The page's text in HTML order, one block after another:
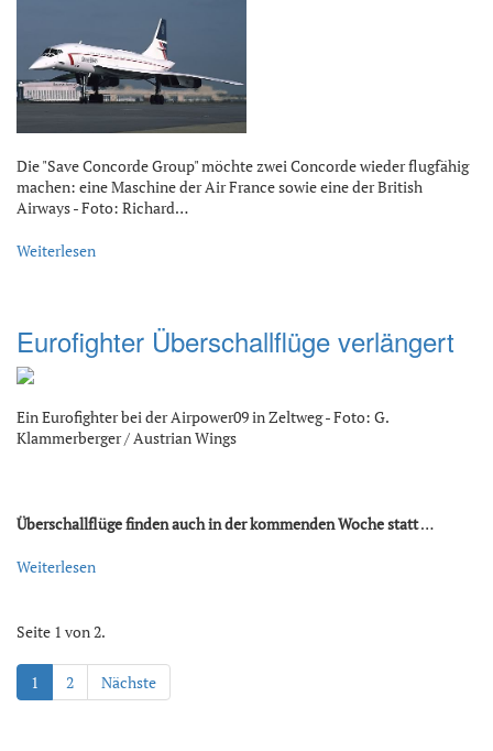
Die "Save Concorde Group" möchte zwei Concorde wieder flugfähig
machen: eine Maschine der Air France sowie eine der British
Airways - Foto: Richard…
Weiterlesen
Eurofighter Überschallflüge verlängert
Ein Eurofighter bei der Airpower09 in Zeltweg - Foto: G.
Klammerberger / Austrian Wings
Überschallflüge finden auch in der kommenden Woche statt…
Weiterlesen
Seite 1 von 2.
1 2 Nächste